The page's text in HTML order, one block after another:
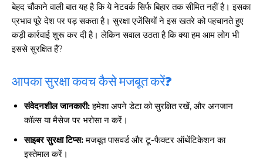
बेहद चौंकाने वाली बात यह है कि ये नेटवर्क सिर्फ बिहार तक सीमित नहीं है। इसका
प्रभाव पूरे देश पर पड़ सकता है। सुरक्षा एजेंसियों ने इस खतरे को पहचानते हुए
कड़ी कार्रवाई शुरू कर दी है। लेकिन सवाल उठता है कि क्या हम आम लोग भी
इससे सुरक्षित हैं?
आपका सुरक्षा कवच कैसे मजबूत करें?
संवेदनशील जानकारी:हमेशा अपने डेटा को सुरक्षित रखें, और अनजान
कॉल्स या मैसेज पर भरोसा न करें।
साइबर सुरक्षा टिप्स:मजबूत पासवर्ड और टू-फैक्टर ऑथेंटिकेशन का
इस्तेमाल करें।